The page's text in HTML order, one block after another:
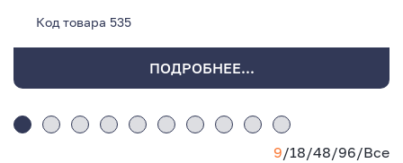
Код товара 535
ПОДРОБНЕЕ...
9/18/48/96/Все